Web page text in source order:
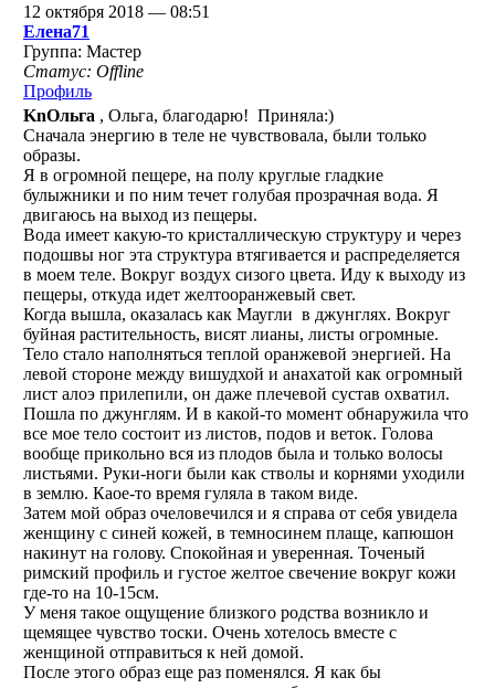
12 октября 2018 — 08:51
Елена71
Группа: Мастер
Статус: Offline
Профиль
KnОльга , Ольга, благодарю! Приняла:)
Сначала энергию в теле не чувствовала, были только
образы.
Я в огромной пещере, на полу круглые гладкие
булыжники и по ним течет голубая прозрачная вода. Я
двигаюсь на выход из пещеры.
Вода имеет какую-то кристаллическую структуру и через
подошвы ног эта структура втягивается и распределяется
в моем теле. Вокруг воздух сизого цвета. Иду к выходу из
пещеры, откуда идет желтооранжевый свет.
Когда вышла, оказалась как Маугли в джунглях. Вокруг
буйная растительность, висят лианы, листы огромные.
Тело стало наполняться теплой оранжевой энергией. На
левой стороне между вишудхой и анахатой как огромный
лист алоэ прилепили, он даже плечевой сустав охватил.
Пошла по джунглям. И в какой-то момент обнаружила что
все мое тело состоит из листов, подов и веток. Голова
вообще прикольно вся из плодов была и только волосы
листьями. Руки-ноги были как стволы и корнями уходили
в землю. Каое-то время гуляла в таком виде.
Затем мой образ очеловечился и я справа от себя увидела
женщину с синей кожей, в темносинем плаще, капюшон
накинут на голову. Спокойная и уверенная. Точеный
римский профиль и густое желтое свечение вокруг кожи
где-то на 10-15см.
У меня такое ощущение близкого родства возникло и
щемящее чувство тоски. Очень хотелось вместе с
женщиной отправиться к ней домой.
После этого образ еще раз поменялся. Я как бы